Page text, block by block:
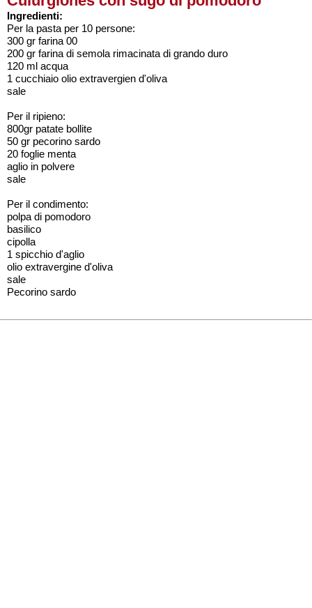
Ingredienti:
Per la pasta per 10 persone:
300 gr farina 00
200 gr farina di semola rimacinata di grando duro
120 ml acqua
1 cucchiaio olio extravergien d'oliva
sale
Per il ripieno:
800gr patate bollite
50 gr pecorino sardo
20 foglie menta
aglio in polvere
sale
Per il condimento:
polpa di pomodoro
basilico
cipolla
1 spicchio d'aglio
olio extravergine d'oliva
sale
Pecorino sardo